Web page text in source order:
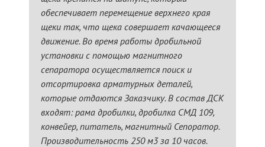
обеспечивает перемещение верхнего края
щеки так, что щека совершает качающееся
движение. Во время работы дробильной
установки с помощью магнитного
сепаратора осуществляется поиск и
отсортировка арматурных деталей,
которые отдаются Заказчику. В состав ДСК
входят: рама дробилки, дробилка СМД 109,
конвейер, питатель, магнитный Сепоратор.
Производительность 250 м3 за 10 часов.